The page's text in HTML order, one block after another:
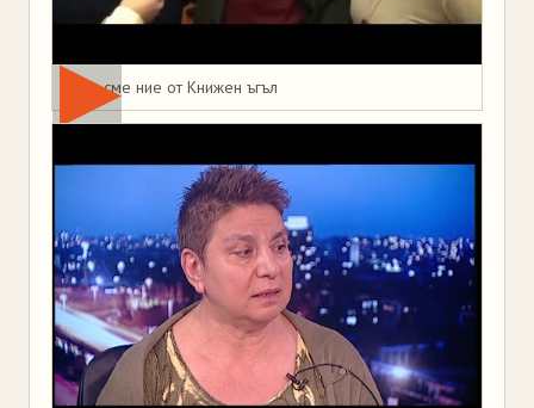
Това сме ние от Книжен ъгъл